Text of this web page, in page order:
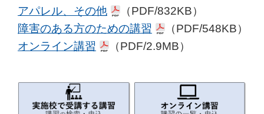
アパレル、その他
（PDF/832KB）
障害のある方のための講習
（PDF/548KB）
オンライン講習
（PDF/2.9MB）